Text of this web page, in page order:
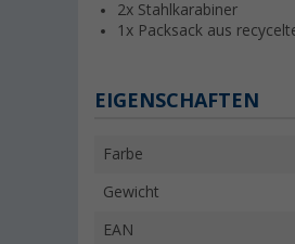
2x Stahlkarabiner
1x Packsack aus
EIGENSCHAFTEN
Farbe
Gewicht
EAN